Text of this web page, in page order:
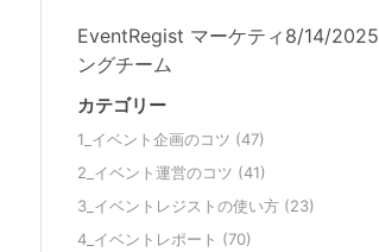
EventRegist マーケティ
ングチーム
8/14/2025
カテゴリー
1_イベント企画のコツ (47)
2_イベント運営のコツ (41)
3_イベントレジストの使い方 (23)
4_イベントレポート (70)